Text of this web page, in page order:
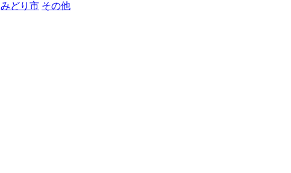
みどり市 その他